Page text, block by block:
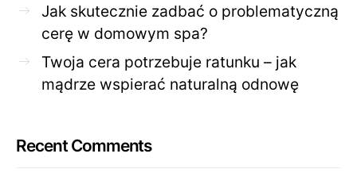
Jak skutecznie zadbać o problematyczną
cerę w domowym spa?
Twoja cera potrzebuje ratunku – jak
mądrze wspierać naturalną odnowę
Recent Comments